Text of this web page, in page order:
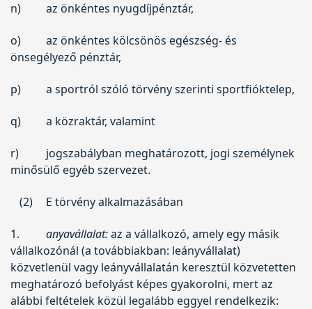
n) az önkéntes nyugdíjpénztár,
o)
az önkéntes kölcsönös egészség- és
önsegélyező pénztár,
p) a sportról szóló törvény szerinti sportfióktelep,
q) a közraktár, valamint
r)
jogszabályban meghatározott, jogi személynek
minősülő egyéb szervezet.
(2) E törvény alkalmazásában
1. anyavállalat:az a vállalkozó, amely egy másik
vállalkozónál (a továbbiakban: leányvállalat)
közvetlenül vagy leányvállalatán keresztül közvetetten
meghatározó befolyást képes gyakorolni, mert az
alábbi feltételek közül legalább eggyel rendelkezik: